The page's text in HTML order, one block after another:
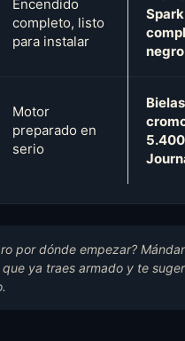
Encendido
completo, listo
para instalar
Spark
negro
Motor
preparado en
serio
por dónde empezar?
que ya traes armado y te